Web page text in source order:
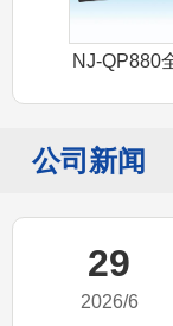
NJ-QP880
公司新闻
29
2026/6